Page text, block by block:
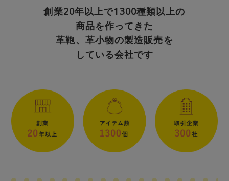
創業20年以上で1300種類以上の
商品を作ってきた
革鞄、革小物の製造販売を
している会社です